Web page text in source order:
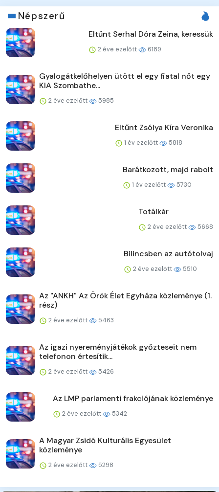
Népszerű
Eltűnt Serhal Dóra Zeina, keressük
2 éve ezelőtt 6189
Gyalogátkelőhelyen ütött el egy fiatal nőt egy
KIA Szombathe...
2 éve ezelőtt 5985
Eltűnt Zsólya Kíra Veronika
1 év ezelőtt 5818
Barátkozott, majd rabolt
1 év ezelőtt 5730
Totálkár
2 éve ezelőtt 5668
Bilincsben az autótolvaj
2 éve ezelőtt 5510
Az "ANKH" Az Örök Élet Egyháza közleménye (1.
rész)
2 éve ezelőtt 5463
Az igazi nyereményjátékok győzteseit nem
telefonon értesítik...
2 éve ezelőtt 5426
Az LMP parlamenti frakciójának közleménye
2 éve ezelőtt 5342
A Magyar Zsidó Kulturális Egyesület
közleménye
2 éve ezelőtt 5298